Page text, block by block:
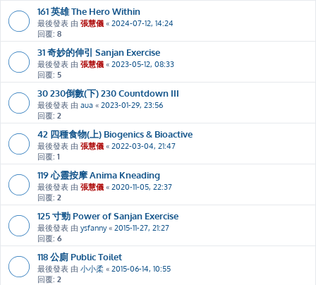
161 英雄 The Hero Within
最後發表 由 張慧儀 « 2024-07-12, 14:24
回覆: 8
31 奇妙的伸引 Sanjan Exercise
最後發表 由 張慧儀 « 2023-05-12, 08:33
回覆: 5
30 230倒數(下) 230 Countdown III
最後發表 由 aua « 2023-01-29, 23:56
回覆: 2
42 四種食物(上) Biogenics & Bioactive
最後發表 由 張慧儀 « 2022-03-04, 21:47
回覆: 1
119 心靈按摩 Anima Kneading
最後發表 由 張慧儀 « 2020-11-05, 22:37
回覆: 2
125 寸勁 Power of Sanjan Exercise
最後發表 由 ysfanny« 2015-11-27, 21:27
回覆: 6
118 公廁 Public Toilet
最後發表 由 小小柔 « 2015-06-14, 10:55
回覆: 2